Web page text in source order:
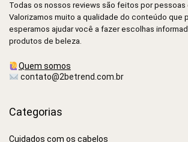
Todas os nossos reviews são feitos por pessoas
Valorizamos muito a qualidade do conteúdo que
esperamos ajudar você a fazer escolhas
produtos de beleza.
Quem somos
contato@2betrend.com.br
Categorias
Cuidados com os cabelos